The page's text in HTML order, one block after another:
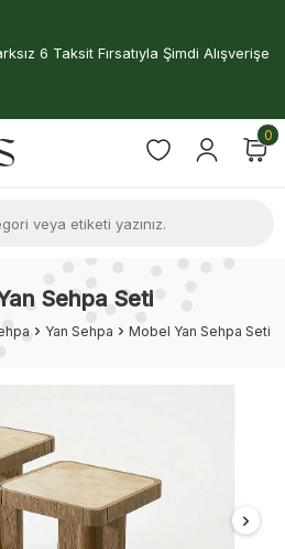
6 Taksit Fırsatıyla Şimdi Alışverişe
0
Sehpa Seti
Yan Sehpa Mobel Yan Sehpa Seti